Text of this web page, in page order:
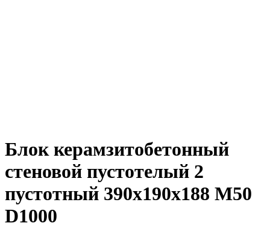
Блок керамзитобетонный
стеновой пустотелый 2
пустотный 390х190х188 M50
D1000